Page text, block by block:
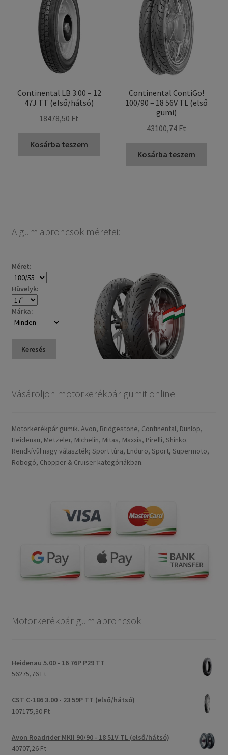
Continental LB 3.00 – 12
47J TT (első/hátsó)
18478,50 Ft
Kosárba teszem
Continental ContiGo!
100/90 – 18 56V TL (első
gumi)
43100,74 Ft
Kosárba teszem
A gumiabroncsok méretei:
Méret:
Hüvelyk:
Márka:
Keresés
Vásároljon motorkerékpár gumit online
Motorkerékpár gumik. Avon, Bridgestone, Continental, Dunlop,
Heidenau, Metzeler, Michelin, Mitas, Maxxis, Pirelli, Shinko.
Rendkívül nagy választék; Sport túra, Enduro, Sport, Supermoto,
Robogó, Chopper & Cruiser kategóriákban.
Motorkerékpár gumiabroncsok
Heidenau 5.00 - 16 76P P29 TT
56275,76 Ft
CST C-186 3.00 - 23 59P TT (első/hátsó)
107175,30 Ft
Avon Roadrider MKII 90/90 - 18 51V TL (első/hátsó)
40707,26 Ft